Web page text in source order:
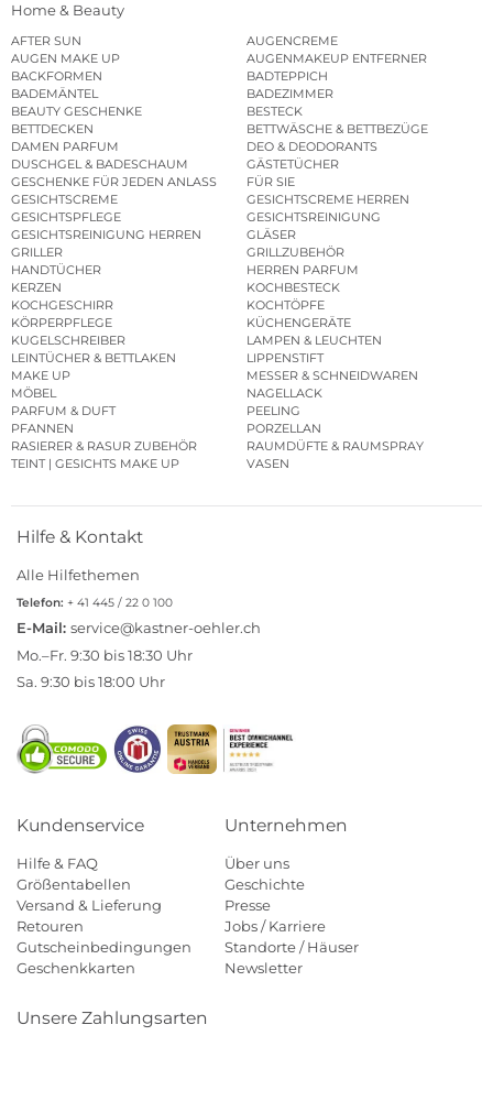
Home & Beauty
AFTER SUN
AUGENCREME
AUGEN MAKE UP
AUGENMAKEUP ENTFERNER
BACKFORMEN
BADTEPPICH
BADEMÄNTEL
BADEZIMMER
BEAUTY GESCHENKE
BESTECK
BETTDECKEN
BETTWÄSCHE & BETTBEZÜGE
DAMEN PARFUM
DEO & DEODORANTS
DUSCHGEL & BADESCHAUM
GÄSTETÜCHER
GESCHENKE FÜR JEDEN ANLASS
FÜR SIE
GESICHTSCREME
GESICHTSCREME HERREN
GESICHTSPFLEGE
GESICHTSREINIGUNG
GESICHTSREINIGUNG HERREN
GLÄSER
GRILLER
GRILLZUBEHÖR
HANDTÜCHER
HERREN PARFUM
KERZEN
KOCHBESTECK
KOCHGESCHIRR
KOCHTÖPFE
KÖRPERPFLEGE
KÜCHENGERÄTE
KUGELSCHREIBER
LAMPEN & LEUCHTEN
LEINTÜCHER & BETTLAKEN
LIPPENSTIFT
MAKE UP
MESSER & SCHNEIDWAREN
MÖBEL
NAGELLACK
PARFUM & DUFT
PEELING
PFANNEN
PORZELLAN
RASIERER & RASUR ZUBEHÖR
RAUMDÜFTE & RAUMSPRAY
TEINT | GESICHTS MAKE UP
VASEN
Hilfe & Kontakt
Alle Hilfethemen
Telefon: + 41 445 / 22 0 100
E-Mail: service@kastner-oehler.ch
Mo.–Fr. 9:30 bis 18:30 Uhr
Sa. 9:30 bis 18:00 Uhr
Kundenservice
Hilfe & FAQ
Größentabellen
Versand & Lieferung
Retouren
Gutscheinbedingungen
Geschenkkarten
Unternehmen
Über uns
Geschichte
Presse
Jobs / Karriere
Standorte / Häuser
Newsletter
Unsere Zahlungsarten